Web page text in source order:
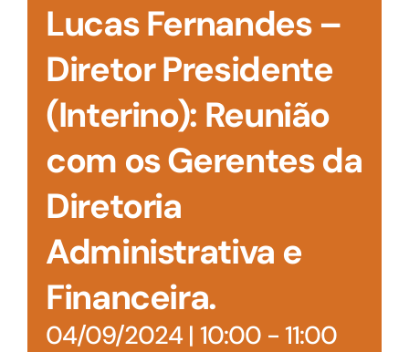
Lucas Fernandes –
Diretor Presidente
(Interino): Reunião
com os Gerentes da
Diretoria
Administrativa e
Financeira.
04/09/2024 | 10:00- 11:00